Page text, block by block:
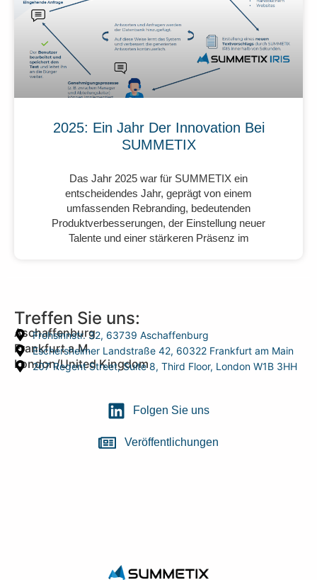
2025: Ein Jahr Der Innovation Bei
SUMMETIX
Das Jahr 2025 war für SUMMETIX ein
entscheidendes Jahr, geprägt von einem
umfassenden Rebranding, bedeutenden
Produktverbesserungen, der Einstellung neuer
Talente und einer stärkeren Präsenz im
Treffen Sie uns:
Aschaffenburg
Frohsinnstr. 32, 63739 Aschaffenburg
Frankfurt a.M.
Eschersheimer Landstraße 42, 60322 Frankfurt am Main
London/United Kingdom
207 Regent Street, Suite 8, Third Floor, London W1B 3HH
Folgen Sie uns
Veröffentlichungen